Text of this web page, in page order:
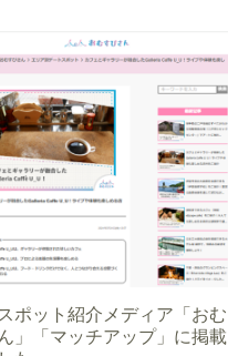
ポット紹介メディア「おむ
」「マッチアップ」に掲載